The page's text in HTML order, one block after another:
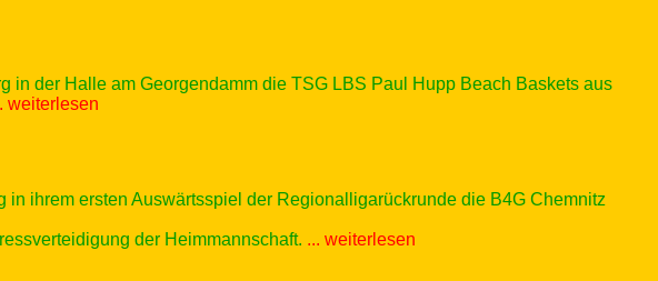
in der Halle am Georgendamm die TSG LBS Paul Hupp Beach Baskets aus
weiterlesen
ihrem ersten Auswärtsspiel der Regionalligarückrunde die B4G Chemnitz
der Heimmannschaft. ... weiterlesen